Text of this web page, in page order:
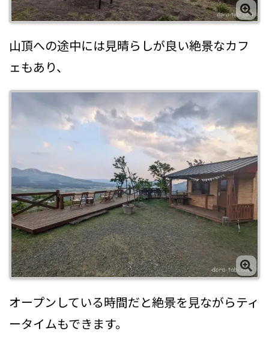
山頂への途中には見晴らしが良い絶景なカフ
ェもあり、
オープンしている時間だと絶景を見ながらティ
ータイムもできます。